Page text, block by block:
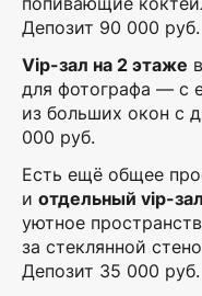
Депозит 90 000 руб.
Vip-зал на 2 этаже
для фотографа — с
из больших окон с
000 руб.
Есть ещё общее
и отдельный vip-
уютное
за стеклянной
Депозит 35 000 руб.